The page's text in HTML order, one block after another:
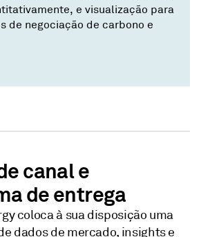
e visualização para
de negociação de carbono e
canal e
de entrega
coloca à sua disposição uma
dados de mercado, insights e